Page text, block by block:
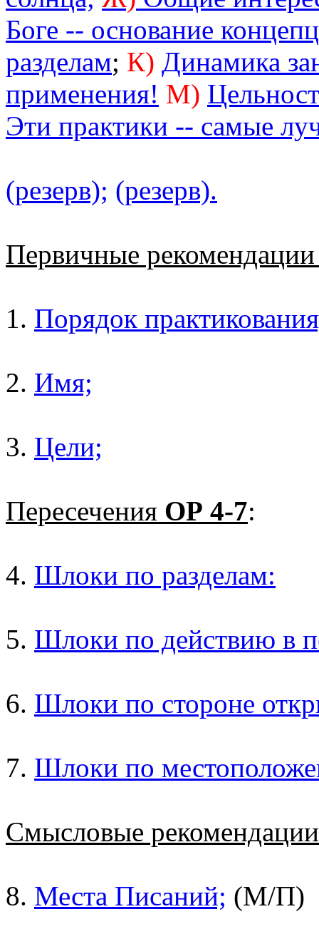
Боге -- основание
разделам; К) Динамика
применения! М)
Эти практики -- самые
(резерв); (резерв).
Первичные
1. Порядок
2. Имя;
3. Цели;
Пересечения ОР 4-7:
4. Шлоки по разделам:
5. Шлоки по действию в
6. Шлоки по стороне
7. Шлоки по
Смысловые
8. Места Писаний; (М/П)